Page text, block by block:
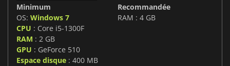
Minimum
OS: Windows 7
CPU : Core i5-1300F
RAM : 2 GB
GPU : GeForce 510
Espace disque : 400 MB
Recommandée
RAM : 4 GB